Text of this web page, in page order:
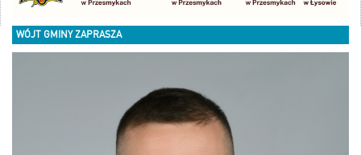
WÓJT GMINY ZAPRASZA